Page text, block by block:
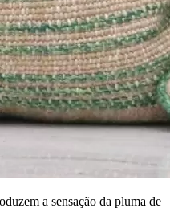
a sensação da pluma de